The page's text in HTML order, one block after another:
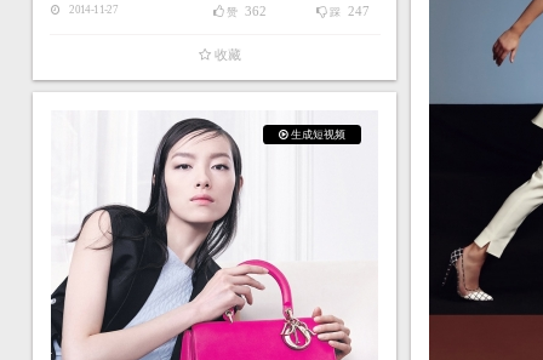
2014-11-27 踩 247
赞 362
收藏
生成短视频